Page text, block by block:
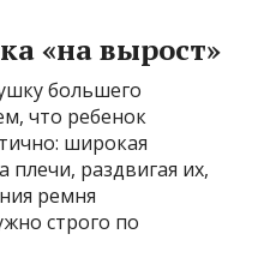
«на вырост»
большего
что ребенок
широкая
плечи, раздвигая их,
ремня
строго по